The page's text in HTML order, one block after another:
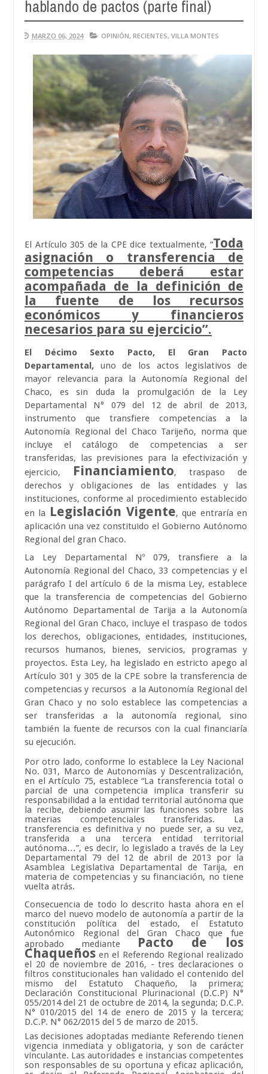
2026
hablando de pactos (parte final)
MARZO 06, 2024 OPINIÓN, RECIENTES, VILLA MONTES
El Artículo 305 de la CPE dice textualmente, “Toda
asignación o transferencia de
competencias deberá estar
acompañada de la definición de
la fuente de los recursos
económicos y financieros
necesarios para su ejercicio”.
El Décimo Sexto Pacto, El Gran Pacto
Departamental, uno de los actos legislativos de
mayor relevancia para la Autonomía Regional del
Chaco, es sin duda la promulgación de la Ley
Departamental N° 079 del 12 de abril de 2013,
instrumento que transfiere competencias a la
Autonomía Regional del Chaco Tarijeño, norma que
incluye el catálogo de competencias a ser
transferidas, las previsiones para la efectivización y
ejercicio,
Financiamiento, traspaso de
derechos y obligaciones de las entidades y las
instituciones, conforme al procedimiento establecido
en la Legislación Vigente, que entraría en
aplicación una vez constituido el Gobierno Autónomo
Regional del gran Chaco.
La Ley Departamental Nº 079, transfiere a la
Autonomía Regional del Chaco, 33 competencias y el
parágrafo I del artículo 6 de la misma Ley, establece
que la transferencia de competencias del Gobierno
Autónomo Departamental de Tarija a la Autonomía
Regional del Gran Chaco, incluye el traspaso de todos
los derechos, obligaciones, entidades, instituciones,
recursos humanos, bienes, servicios, programas y
proyectos. Esta Ley, ha legislado en estricto apego al
Artículo 301 y 305 de la CPE sobre la transferencia de
competencias y recursos a la Autonomía Regional del
Gran Chaco y no solo establece las competencias a
ser transferidas a la autonomía regional, sino
también la fuente de recursos con la cual financiaría
su ejecución.
Por otro lado, conforme lo establece la Ley Nacional
No. 031, Marco de Autonomías y Descentralización,
en el Artículo 75, establece “La transferencia total o
parcial de una competencia implica transferir su
responsabilidad a la entidad territorial autónoma que
la recibe, debiendo asumir las funciones sobre las
materias competenciales transferidas. La
transferencia es definitiva y no puede ser, a su vez,
transferida a una tercera entidad territorial
autónoma…”, es decir, lo legislado a través de la Ley
Departamental 79 del 12 de abril de 2013 por la
Asamblea Legislativa Departamental de Tarija, en
materia de competencias y su financiación, no tiene
vuelta atrás.
Consecuencia de todo lo descrito hasta ahora en el
marco del nuevo modelo de autonomía a partir de la
constitución política del estado, el Estatuto
Autonómico Regional del Gran Chaco que fue
aprobado mediante
Pacto de los
Chaqueños en el Referendo Regional realizado
el 20 de noviembre de 2016, - tres declaraciones o
filtros constitucionales han validado el contenido del
mismo del Estatuto Chaqueño, la primera;
Declaración Constitucional Plurinacional (D.C.P) N°
055/2014 del 21 de octubre de 2014, la segunda; D.C.P.
N° 010/2015 del 14 de enero de 2015 y la tercera;
D.C.P. N° 062/2015 del 5 de marzo de 2015.
Las decisiones adoptadas mediante Referendo tienen
vigencia inmediata y obligatoria, y son de carácter
vinculante. Las autoridades e instancias competentes
son responsables de su oportuna y eficaz aplicación,